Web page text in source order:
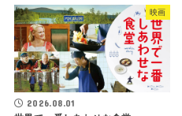
映画
2026.08.01